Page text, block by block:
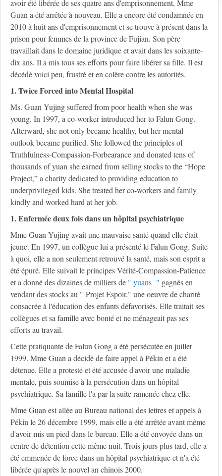
avoir été libérée de ses quatre ans d'emprisonnement, Mme
Guan a été arrêtée à nouveau. Elle a encore été condamnée en
2010 à huit ans d'emprisonnement et se trouve à présent dans la
prison pour femmes de la province de Fujian. Son père
travaillait dans le domaine juridique et avait dans les soixante-
dix ans. Il a mis tous ses efforts pour faire libérer sa fille. Il est
décédé voici peu, frustré et en colère contre les autorités.
1. Twice Forced into Mental Hospital
Ms. Guan Yujing suffered from poor health when she was
young. In 1997, a co-worker introduced her to Falun Gong.
Afterward, she not only became healthy, but her mental
outlook became purified. She followed the principles of
Truthfulness-Compassion-Forbearance and donated tens of
thousands of yuan she earned from selling stocks to the “Hope
Project,” a charity dedicated to providing education to
underprivileged kids. She treated her co-workers and family
kindly and worked hard at her job.
1. Enfermée deux fois dans un hôpital psychiatrique
Mme Guan Yujing avait une mauvaise santé quand elle était
jeune. En 1997, un collègue lui a présenté le Falun Gong. Suite
à quoi, elle a non seulement retrouvé la santé, mais son esprit a
été épuré. Elle suivait le principes Vérité-Compassion-Patience
et a donné des dizaines de milliers de " yuans " gagnés en
vendant des stocks au " Projet Espoir," une oeuvre de charité
consacrée à l'éducation des enfants défavorisés. Elle traitait ses
collègues et sa famille avec bonté et ne ménageait pas ses
efforts au travail.
Cette pratiquante de Falun Gong a été persécutée en juillet
1999. Mme Guan a décidé de faire appel à Pékin et a été
détenue. Elle a protesté et été accusée d'avoir une maladie
mentale, puis soumise à la persécution dans un hôpital
psychiatrique. Sa famille l'a par la suite ramenée chez elle.
Mme Guan est allée au Bureau national des lettres et appels à
Pékin le 26 décembre 1999, mais elle a été arrêtée avant même
d'avoir mis un pied dans le bureau. Elle a été envoyée dans un
centre de détention cette même nuit. Trois jours plus tard, elle a
été emmenée de force dans un hôpital psychiatrique et n'a été
libérée qu'après le nouvel an chinois 2000.